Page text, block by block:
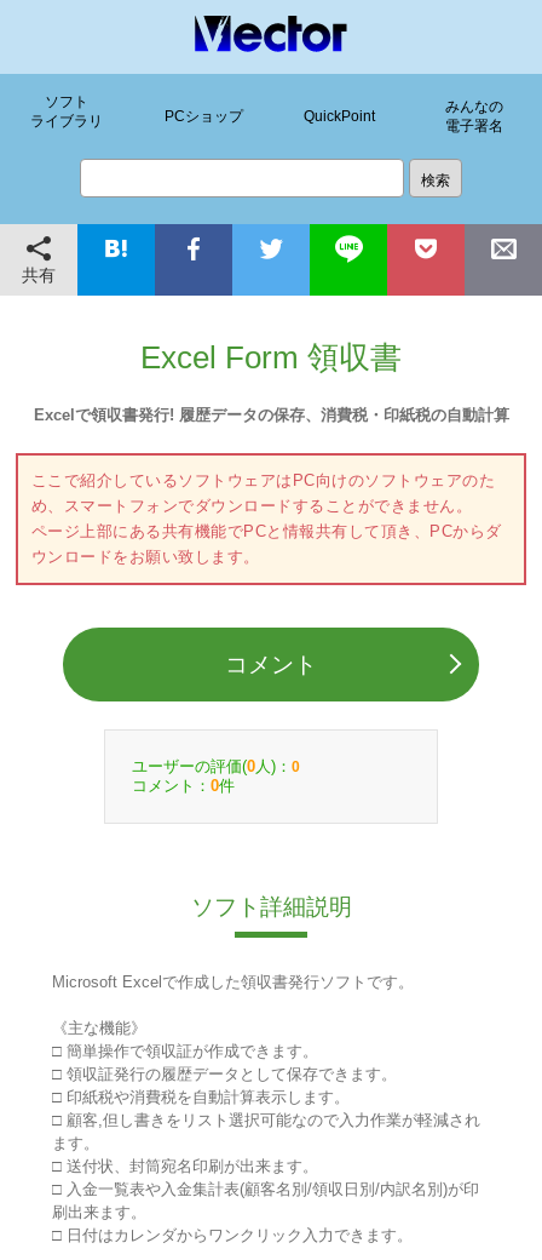
ソフト
ライブラリ
PCショップ QuickPoint
みんなの
電子署名
共有
Excel Form 領収書
Excelで領収書発行! 履歴データの保存、消費税・印紙税の自動計算
ここで紹介しているソフトウェアはPC向けのソフトウェアのた
め、スマートフォンでダウンロードすることができません。
ページ上部にある共有機能でPCと情報共有して頂き、PCからダ
ウンロードをお願い致します。
コメント
ユーザーの評価(0 人)： 0
コメント： 0件
ソフト詳細説明
Microsoft Excelで作成した領収書発行ソフトです。
《主な機能》
□ 簡単操作で領収証が作成できます。
□ 領収証発行の履歴データとして保存できます。
□ 印紙税や消費税を自動計算表示します。
□ 顧客,但し書きをリスト選択可能なので入力作業が軽減され
ます。
□ 送付状、封筒宛名印刷が出来ます。
□ 入金一覧表や入金集計表(顧客名別/領収日別/内訳名別)が印
刷出来ます。
□ 日付はカレンダからワンクリック入力できます。